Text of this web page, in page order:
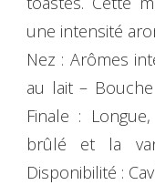
une intensité
Nez : Arômes
au lait –
Finale :
brûlé et la
Disponibilité :